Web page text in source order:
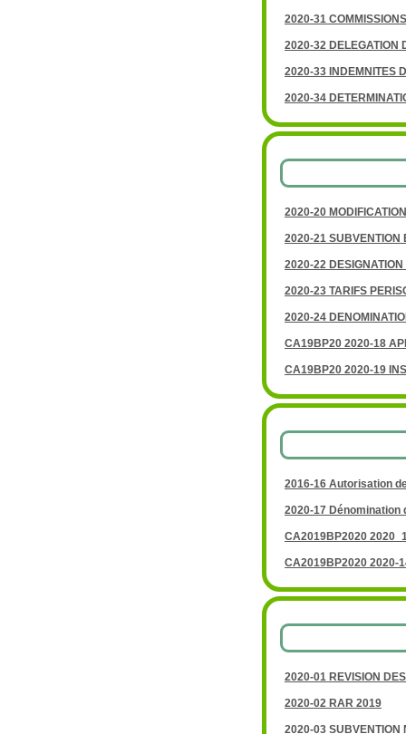
2020-31
2020-32 DELEGATION
2020-33 INDEMNITES
2020-34
2020-20
2020-21 SUBVENTION
2020-22
2020-23 TARIFS
2020-24
CA19BP20 2020-18
CA19BP20 2020-19
2016-16 Autorisation
2020-17 Dénomination
CA2019BP2020
CA2019BP2020 2020-
2020-01 REVISION
2020-02 RAR 2019
2020-03 SUBVENTION